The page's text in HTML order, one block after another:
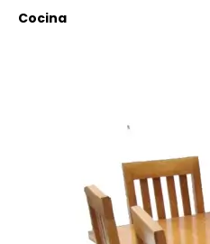
Cocina